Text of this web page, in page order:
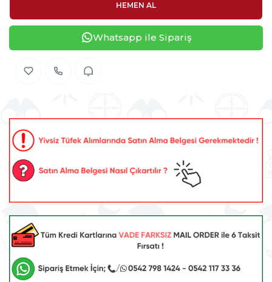
HEMEN AL
Whatsapp ile Sipariş